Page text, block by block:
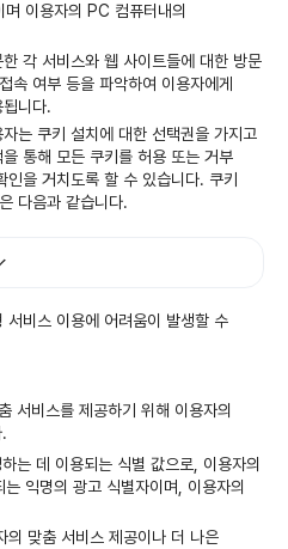
이용자의 PC 컴퓨터내의
각 서비스와 웹 사이트들에 대한 방문
속 여부 등을 파악하여 이용자에게
니다.
는 쿠키 설치에 대한 선택권을 가지고
통해 모든 쿠키를 허용 또는 거부
을 거치도록 할 수 있습니다. 쿠키
다음과 같습니다.
서비스 이용에 어려움이 발생할 수
서비스를 제공하기 위해 이용자의
는 데 이용되는 식별 값으로, 이용자의
익명의 광고 식별자이며, 이용자의
맞춤 서비스 제공이나 더 나은